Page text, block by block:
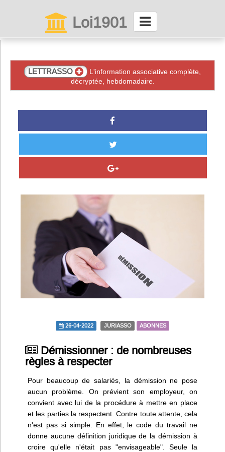
Loi1901
Connexion
Partager
Infos
Divers
Abo Lettrasso
Nous contacter
LETTRASSO
L'information associative complète,
décryptée, hebdomadaire.
26-04-2022 JURIASSO ABONNES
Démissionner : de nombreuses
règles à respecter
Pour beaucoup de salariés, la démission ne pose
aucun problème. On prévient son employeur, on
convient avec lui de la procédure à mettre en place
et les parties la respectent. Contre toute attente, cela
n'est pas si simple. En effet, le code du travail ne
donne aucune définition juridique de la démission à
croire qu'elle n'était pas "envisageable". Seule la